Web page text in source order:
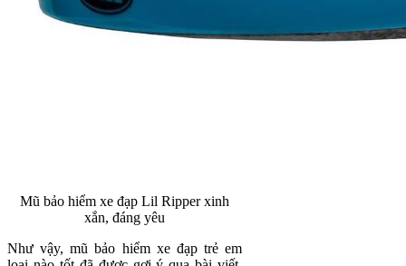
Mũ bảo hiểm xe đạp Lil Ripper xinh
xắn, đáng yêu
Như vậy, mũ bảo hiểm xe đạp trẻ em